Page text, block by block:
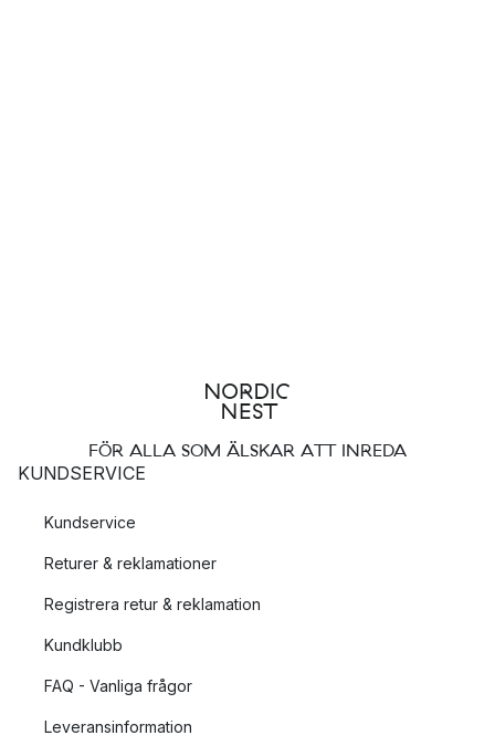
FÖR ALLA SOM ÄLSKAR ATT INREDA
KUNDSERVICE
Kundservice
Returer & reklamationer
Registrera retur & reklamation
Kundklubb
FAQ - Vanliga frågor
Leveransinformation